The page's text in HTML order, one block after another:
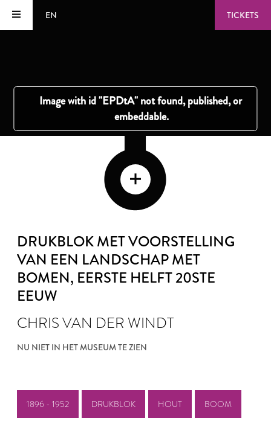
EN TICKETS
DRUKBLOK MET VOORSTELLING
VAN EEN LANDSCHAP MET
BOMEN, EERSTE HELFT 20STE
EEUW
CHRIS VAN DER WINDT
NU NIET IN HET MUSEUM TE ZIEN
1896 - 1952 DRUKBLOK HOUT BOOM